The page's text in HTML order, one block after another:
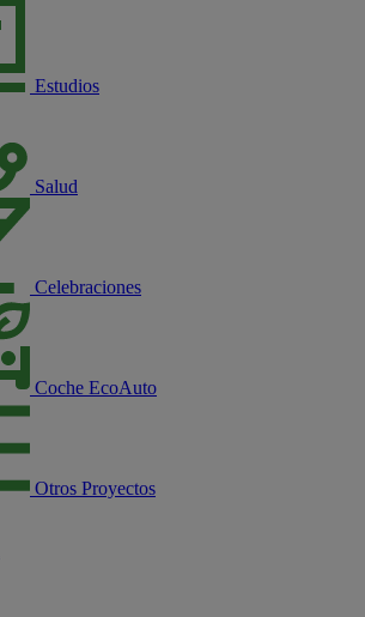
Estudios
Salud
Celebraciones
Coche EcoAuto
Otros Proyectos